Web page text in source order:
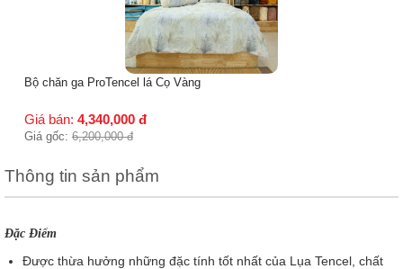
Bộ chăn ga ProTencel lá Cọ Vàng
Giá bán: 4,340,000 đ
Giá gốc: 6,200,000 đ
Thông tin sản phẩm
Đặc Điểm
Được thừa hưởng những đặc tính tốt nhất của Lụa Tencel, chất